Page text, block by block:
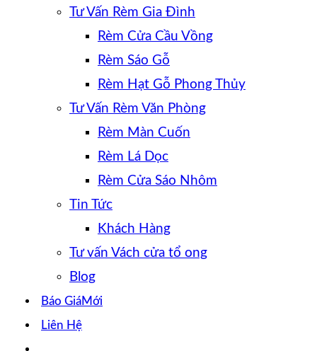
Tư Vấn Rèm Gia Đình
Rèm Cửa Cầu Vồng
Rèm Sáo Gỗ
Rèm Hạt Gỗ Phong Thủy
Tư Vấn Rèm Văn Phòng
Rèm Màn Cuốn
Rèm Lá Dọc
Rèm Cửa Sáo Nhôm
Tin Tức
Khách Hàng
Tư vấn Vách cửa tổ ong
Blog
Báo Giá
Liên Hệ